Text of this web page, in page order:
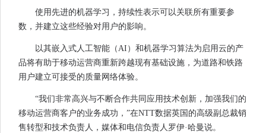
使用先进的机器学习，持续性表示可以关联所有重要参
数，并建立这些经验对用户的影响。
以其嵌入式人工智能（AI）和机器学习算法为启用云的产
品将有助于移动运营商重新跨越现有基础设施，为道路和铁路
用户建立可接受的质量网络体验。
“我们非常高兴与不断合作共同应用技术创新，加强我们的
移动运营商客户的业务成功，”在NTT数据英国的高级副总裁销
售转型和技术负责人，媒体和电信负责人罗伊·哈曼说。